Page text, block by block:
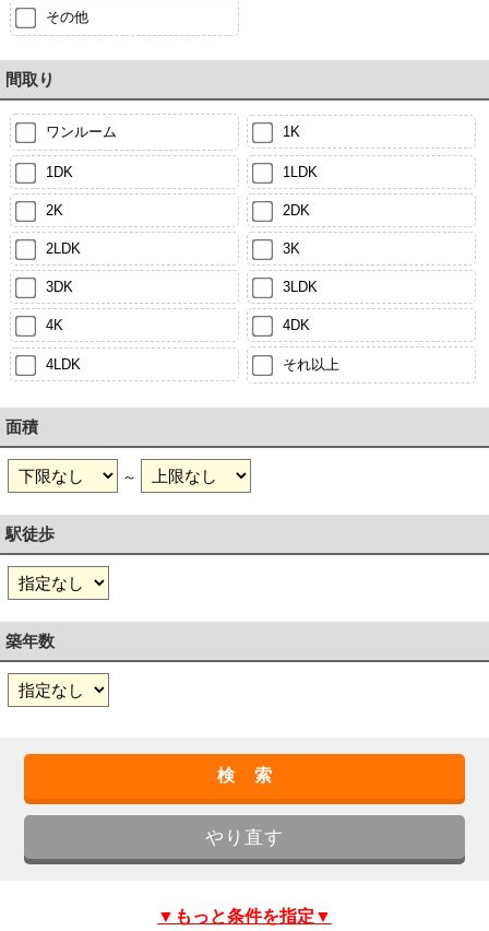
その他
間取り
ワンルーム 1K
1DK 1LDK
2K 2DK
2LDK 3K
3DK 3LDK
4K 4DK
4LDK それ以上
面積
～
駅徒歩
築年数
▼もっと条件を指定▼